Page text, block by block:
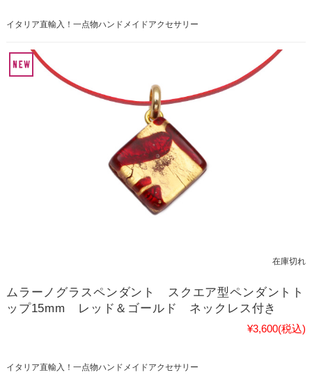
イタリア直輸入！一点物ハンドメイドアクセサリー
在庫切れ
ムラーノグラスペンダント スクエア型ペンダントト
ップ15mm レッド＆ゴールド ネックレス付き
¥3,600(税込)
イタリア直輸入！一点物ハンドメイドアクセサリー